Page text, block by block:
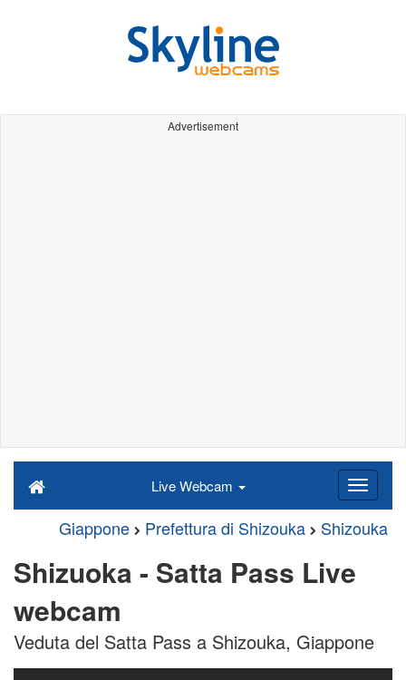
Advertisement
Live Webcam
Giappone Prefettura di Shizouka Shizouka
Shizuoka - Satta Pass Live
webcam
Veduta del Satta Pass a Shizouka, Giappone